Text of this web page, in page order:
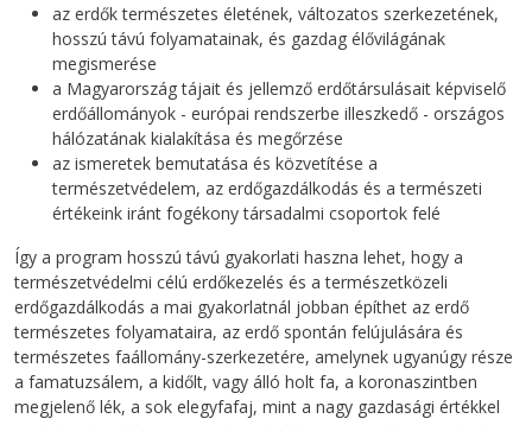
az erdők természetes életének, változatos szerkezetének,
hosszú távú folyamatainak, és gazdag élővilágának
megismerése
a Magyarország tájait és jellemző erdőtársulásait képviselő
erdőállományok - európai rendszerbe illeszkedő - országos
hálózatának kialakítása és megőrzése
az ismeretek bemutatása és közvetítése a
természetvédelem, az erdőgazdálkodás és a természeti
értékeink iránt fogékony társadalmi csoportok felé
Így a program hosszú távú gyakorlati haszna lehet, hogy a
természetvédelmi célú erdőkezelés és a természetközeli
erdőgazdálkodás a mai gyakorlatnál jobban építhet az erdő
természetes folyamataira, az erdő spontán felújulására és
természetes faállomány-szerkezetére, amelynek ugyanúgy része
a famatuzsálem, a kidőlt, vagy álló holt fa, a koronaszintben
megjelenő lék, a sok elegyfafaj, mint a nagy gazdasági értékkel